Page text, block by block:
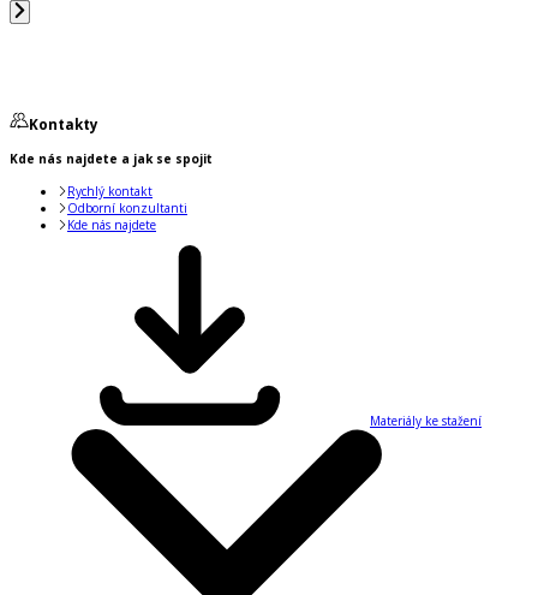
Kontakty
Kde nás najdete a jak se spojit
Rychlý kontakt
Odborní konzultanti
Kde nás najdete
Materiály ke stažení